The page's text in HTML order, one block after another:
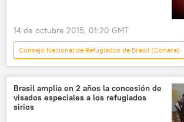
14 de octubre 2015, 01:20 GMT
Consejo Nacional de Refugiados de Brasil (Conare)
América Latina
sociedad
Internacional
Brasil
Beto Vasconcelos
refugiados
Brasil amplia en 2 años la concesión de
visados especiales a los refugiados
sirios